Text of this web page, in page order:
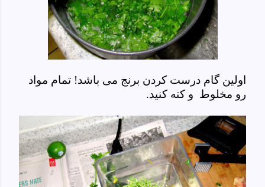
اولین گام درست کردن برنج می باشد! تمام مواد
رو مخلوط و کته کنید.